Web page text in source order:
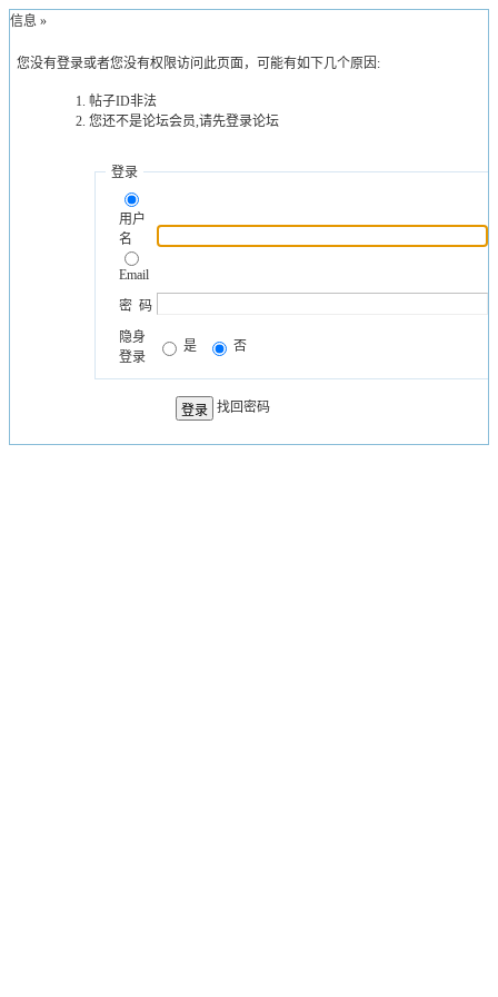
信息 »
您没有登录或者您没有权限访问此页面，可能有如下几个原因:
帖子ID非法
您还不是论坛会员,请先登录论坛
登录
用户
名
Email
密 码
隐身
登录
是 否
找回密码